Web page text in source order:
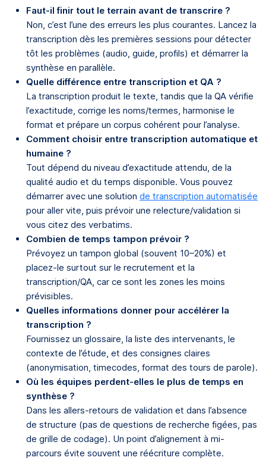
Faut-il finir tout le terrain avant de transcrire ?
Non, c’est l’une des erreurs les plus courantes. Lancez la
transcription dès les premières sessions pour détecter
tôt les problèmes (audio, guide, profils) et démarrer la
synthèse en parallèle.
Quelle différence entre transcription et QA ?
La transcription produit le texte, tandis que la QA vérifie
l’exactitude, corrige les noms/termes, harmonise le
format et prépare un corpus cohérent pour l’analyse.
Comment choisir entre transcription automatique et
humaine ?
Tout dépend du niveau d’exactitude attendu, de la
qualité audio et du temps disponible. Vous pouvez
démarrer avec une solution de transcription automatisée
pour aller vite, puis prévoir une relecture/validation si
vous citez des verbatims.
Combien de temps tampon prévoir ?
Prévoyez un tampon global (souvent 10–20%) et
placez-le surtout sur le recrutement et la
transcription/QA, car ce sont les zones les moins
prévisibles.
Quelles informations donner pour accélérer la
transcription ?
Fournissez un glossaire, la liste des intervenants, le
contexte de l’étude, et des consignes claires
(anonymisation, timecodes, format des tours de parole).
Où les équipes perdent-elles le plus de temps en
synthèse ?
Dans les allers-retours de validation et dans l’absence
de structure (pas de questions de recherche figées, pas
de grille de codage). Un point d’alignement à mi-
parcours évite souvent une réécriture complète.